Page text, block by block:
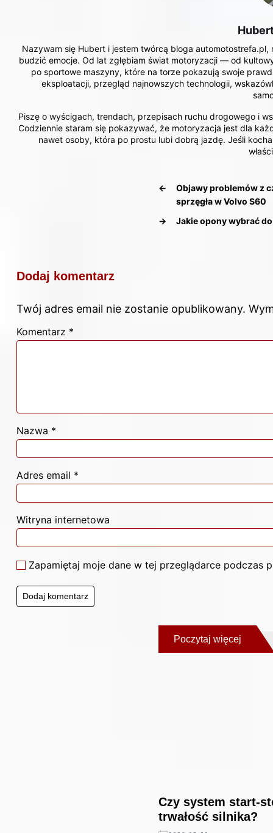
Nazywam się Hubert i jestem twórcą bloga
budzić emocje. Od lat zgłębiam świat motoryzacji — od
po sportowe maszyny, które na torze pokazują swoje
eksploatacji, przegląd najnowszych technologii,
Piszę o wyścigach, trendach, przepisach ruchu drogowego i
Codziennie staram się pokazywać, że motoryzacja jest dla
nawet osoby, która po prostu lubi dobrą jazdę. Jeśli
←
Objawy problemów z
sprzęgła w Volvo S60
→
Jakie opony wybrać
Dodaj komentarz
Twój adres email nie zostanie opublikowany.
Komentarz *
Nazwa *
Adres email *
Witryna internetowa
Zapamiętaj moje dane w tej przeglądarce podczas
Poczytaj więcej
Czy system start-
trwałość silnika?